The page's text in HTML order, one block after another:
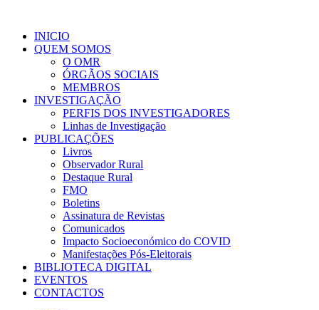
INICIO
QUEM SOMOS
O OMR
ÓRGÃOS SOCIAIS
MEMBROS
INVESTIGAÇÃO
PERFIS DOS INVESTIGADORES
Linhas de Investigação
PUBLICAÇÕES
Livros
Observador Rural
Destaque Rural
FMO
Boletins
Assinatura de Revistas
Comunicados
Impacto Socioeconómico do COVID
Manifestações Pós-Eleitorais
BIBLIOTECA DIGITAL
EVENTOS
CONTACTOS